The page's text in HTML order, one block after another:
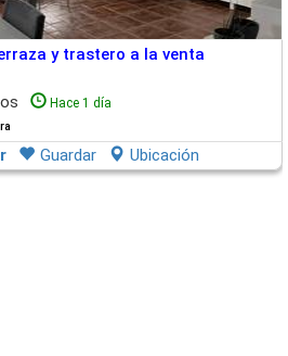
y trastero a la venta
Hace 1 día
Guardar Ubicación